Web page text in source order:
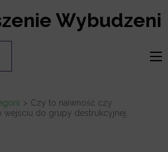
Wybudzeni
> Czy to naiwność czy
wejściu do grupy destrukcyjnej.